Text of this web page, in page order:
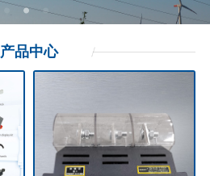
产品中心